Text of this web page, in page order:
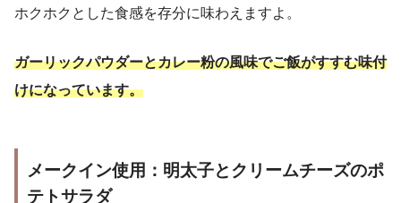
ホクホクとした食感を存分に味わえますよ。
ガーリックパウダーとカレー粉の風味でご飯がすすむ味付
けになっています。
メークイン使用：明太子とクリームチーズのポ
テトサラダ